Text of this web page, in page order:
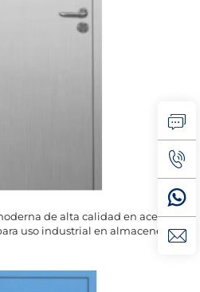
de alta calidad en acero
uso industrial en almacenes,
a impactos y tráfico intenso,